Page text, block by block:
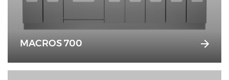
MACROS 700